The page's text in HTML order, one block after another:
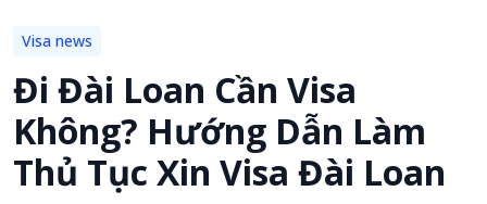
Free visa consultation
FastTrack
Departure
Visa news
Đi Đài Loan Cần Visa
Không? Hướng Dẫn Làm
Thủ Tục Xin Visa Đài Loan